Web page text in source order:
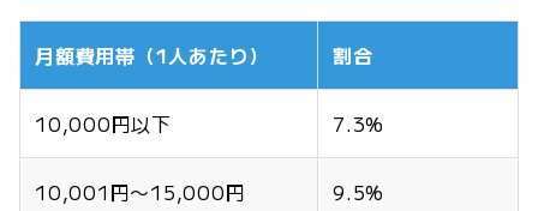
月額費用帯（1人あたり） 割合
10,000円以下 7.3%
10,001円〜15,000円 9.5%